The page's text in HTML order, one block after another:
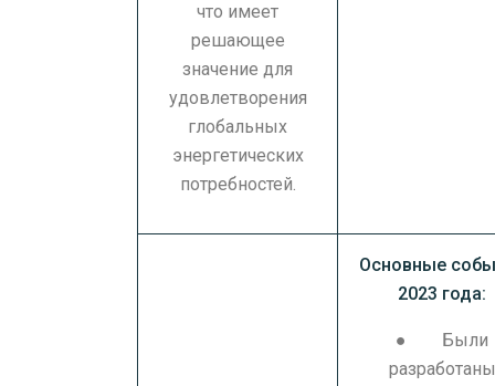
что имеет
решающее
значение для
удовлетворения
глобальных
энергетических
потребностей.
Основные
2023 года:
● Были
разработаны